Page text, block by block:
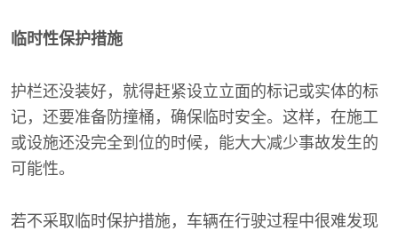
临时性保护措施
护栏还没装好，就得赶紧设立立面的标记或实体的标
记，还要准备防撞桶，确保临时安全。这样，在施工
或设施还没完全到位的时候，能大大减少事故发生的
可能性。
若不采取临时保护措施，车辆在行驶过程中很难发现